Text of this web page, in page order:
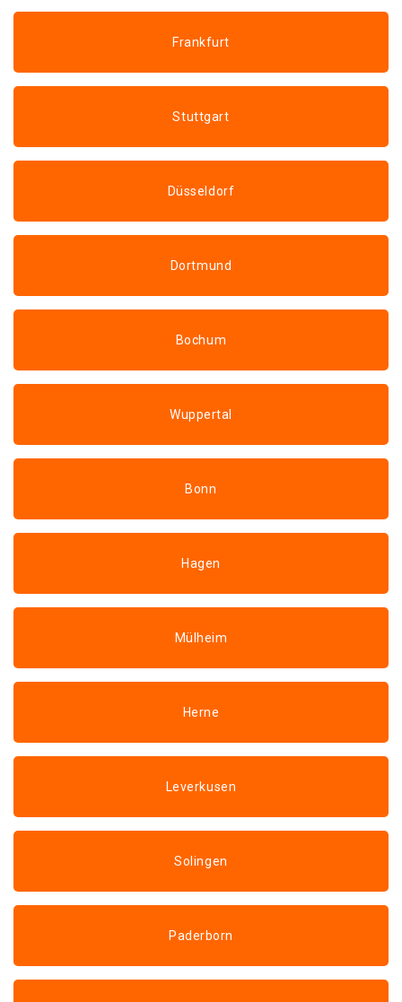
Frankfurt
Stuttgart
Düsseldorf
Dortmund
Bochum
Wuppertal
Bonn
Hagen
Mülheim
Herne
Leverkusen
Solingen
Paderborn